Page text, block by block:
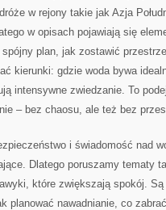
w rejony takie jak Azja
w opisach pojawiają się
plan, jak zostawić
kierunki: gdzie woda bywa
intensywne zwiedzanie. To
– bez chaosu, ale też bez
i świadomość nad
Dlatego poruszamy tematy
które zwiększają spokój.
planować nawadnianie, co